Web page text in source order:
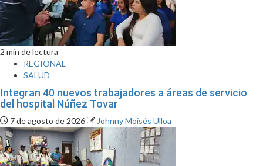
2 min de lectura
REGIONAL
SALUD
Integran 40 nuevos trabajadores a áreas de servicio
del hospital Núñez Tovar
7 de agosto de 2026 Johnny Moisés Ulloa